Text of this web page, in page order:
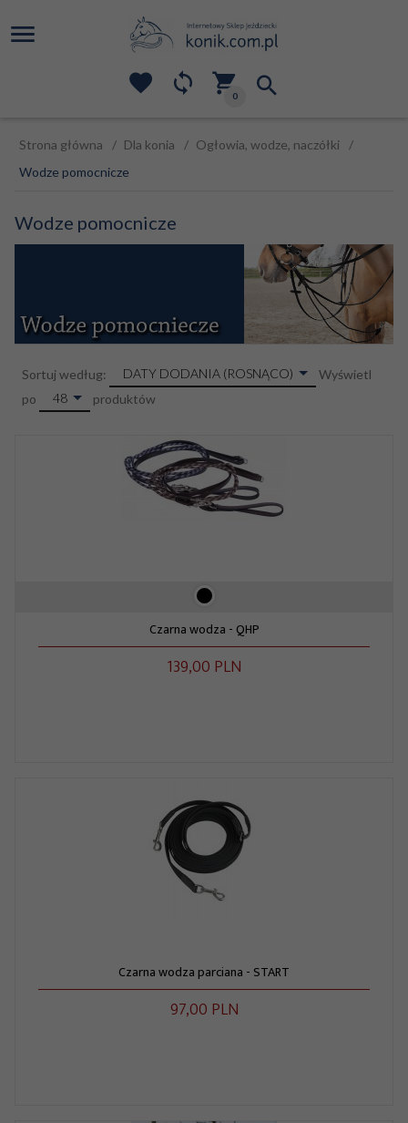
0
Strona główna Dla konia
Ogłowia, wodze, naczółki
Wodze pomocnicze
Wodze pomocnicze
Sortuj według: sortDATY DODANIA (ROSNĄCO)
Wyświetl
po
pop48 produktów
Czarna wodza - QHP
139,00 PLN
Czarna wodza parciana - START
97,00 PLN